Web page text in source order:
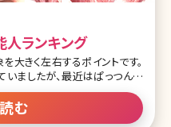
ランキング
大きく左右するポイントです。
いましたが、最近はぱっつん前
で今回は、前髪
にしていただきたい女性芸能人
ず この投
む